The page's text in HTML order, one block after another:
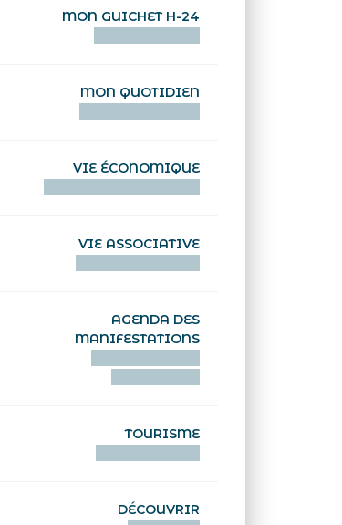
MON GUICHET H-24
MON QUOTIDIEN
VIE ÉCONOMIQUE
VIE ASSOCIATIVE
AGENDA DES
MANIFESTATIONS
TOURISME
DÉCOUVRIR